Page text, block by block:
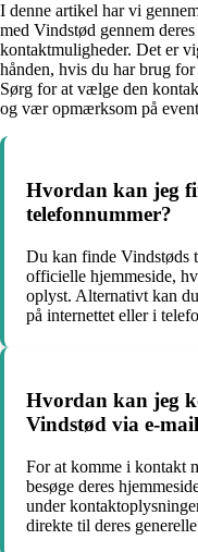
I denne artikel har vi
med Vindstød gennem
kontaktmuligheder. Det er
hånden, hvis du har brug
Sørg for at vælge den
og vær opmærksom på
Hvordan kan jeg
telefonnummer?
Du kan finde Vindstøds
officielle hjemmeside,
oplyst. Alternativt kan
på internettet eller i
Hvordan kan jeg
Vindstød via e-
For at komme i kontakt
besøge deres
under
direkte til deres